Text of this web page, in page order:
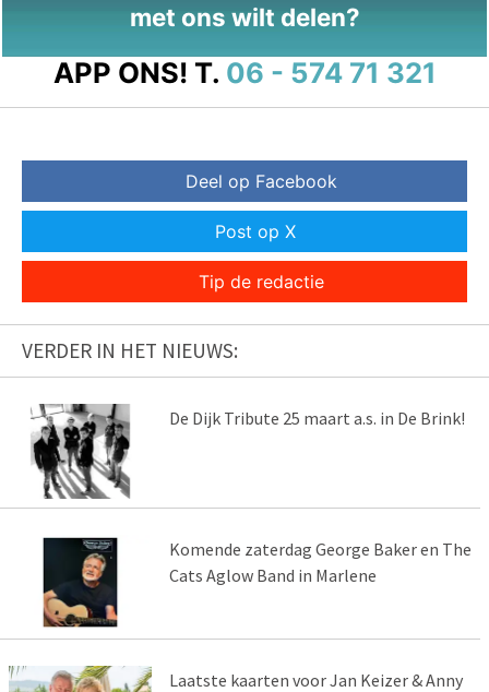
met ons wilt delen?
APP ONS! T. 06 - 574 71 321
Deel op Facebook
Post op X
Tip de redactie
VERDER IN HET NIEUWS:
De Dijk Tribute 25 maart a.s. in De Brink!
Komende zaterdag George Baker en The
Cats Aglow Band in Marlene
Laatste kaarten voor Jan Keizer & Anny